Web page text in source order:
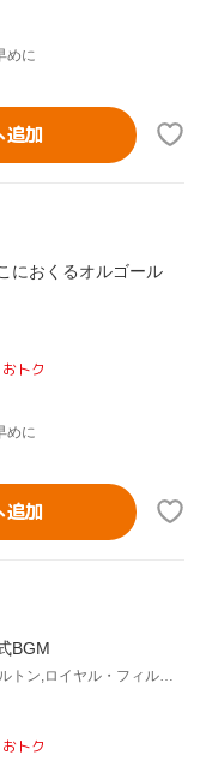
めに
追加
におくるオルゴール
トク
めに
追加
BGM
(BGM),ロビン・ステープルトン,ロイヤル・フィルハーモニー管弦楽団,仲道祐子,千住真理子,長谷川陽子,クルト・レーデル,イギリス室内管弦楽団
トク